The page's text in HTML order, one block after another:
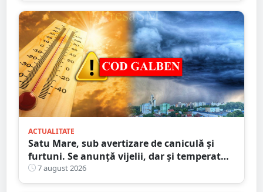
ACTUALITATE
Satu Mare, sub avertizare de caniculă și
furtuni. Se anunță vijelii, dar și temperaturi
ridicate. Avertizarea ANM
7 august 2026